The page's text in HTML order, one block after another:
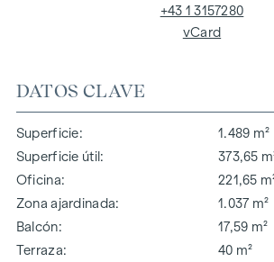
DATOS CLAVE
Superficie
1.489 m²
Superficie útil
373,65
Oficina
221,65
Zona ajardinada
1.037 m²
Balcón
17,59 m²
Terraza
40 m²
+43 1 3157280
vCard